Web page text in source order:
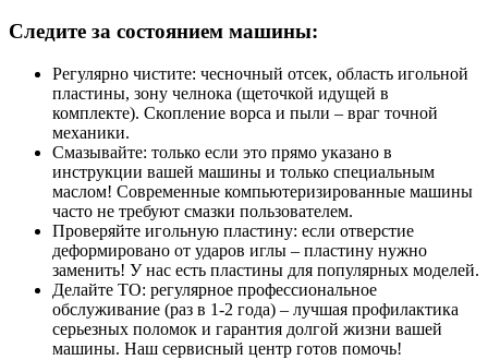
Следите за состоянием машины:
Регулярно чистите: чесночный отсек, область игольной
пластины, зону челнока (щеточкой идущей в
комплекте). Скопление ворса и пыли – враг точной
механики.
Смазывайте: только если это прямо указано в
инструкции вашей машины и только специальным
маслом! Современные компьютеризированные машины
часто не требуют смазки пользователем.
Проверяйте игольную пластину: если отверстие
деформировано от ударов иглы – пластину нужно
заменить! У нас есть пластины для популярных моделей.
Делайте ТО: регулярное профессиональное
обслуживание (раз в 1-2 года) – лучшая профилактика
серьезных поломок и гарантия долгой жизни вашей
машины. Наш сервисный центр готов помочь!